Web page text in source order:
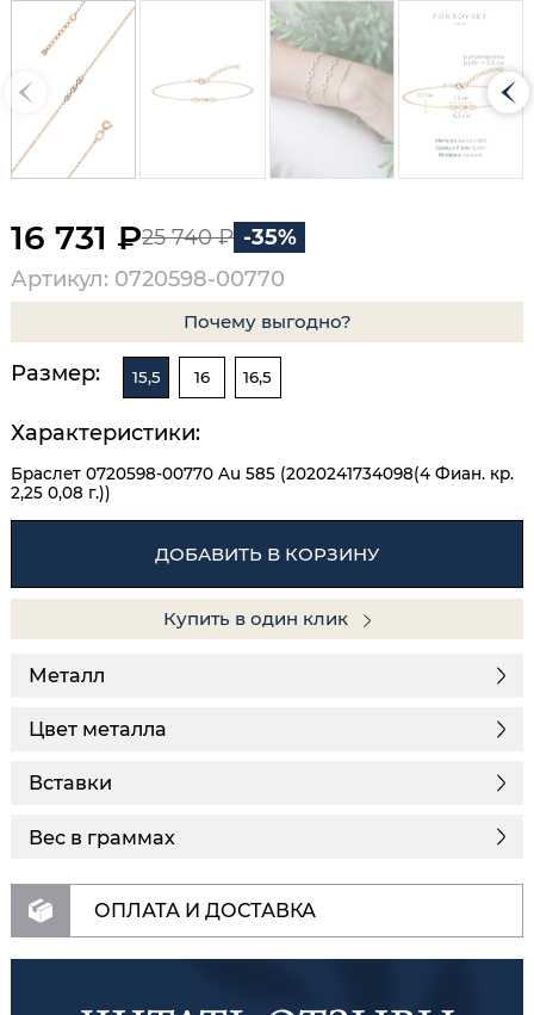
16 731 ₽25 740 ₽ -35%
Артикул: 0720598-00770
Почему выгодно?
Размер: 15,5 16 16,5
Характеристики:
Браслет 0720598-00770 Au 585 (2020241734098(4 Фиан. кр.
2,25 0,08 г.))
ДОБАВИТЬ В КОРЗИНУ
Купить в один клик
Металл
Цвет металла
Вставки
Вес в граммах
ОПЛАТА И ДОСТАВКА